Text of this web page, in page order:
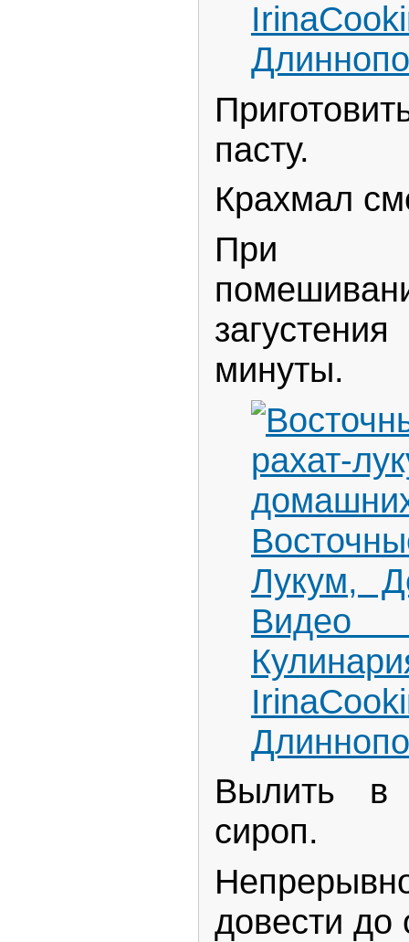
пасту.
Крахмал
При
минуты.
Вылить в
сироп.
довести до